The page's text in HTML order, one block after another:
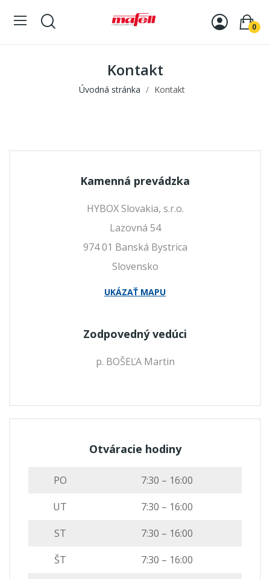
0
Kontakt
Úvodná stránka Kontakt
Kamenná prevádzka
HYBOX Slovakia, s.r.o.
Lazovná 54
974 01 Banská Bystrica
Slovensko
UKÁZAŤ MAPU
Zodpovedný vedúci
p. BOŠEĽA Martin
Otváracie hodiny
PO
7:30 – 16:00
UT
7:30 – 16:00
ST
7:30 – 16:00
ŠT
7:30 – 16:00